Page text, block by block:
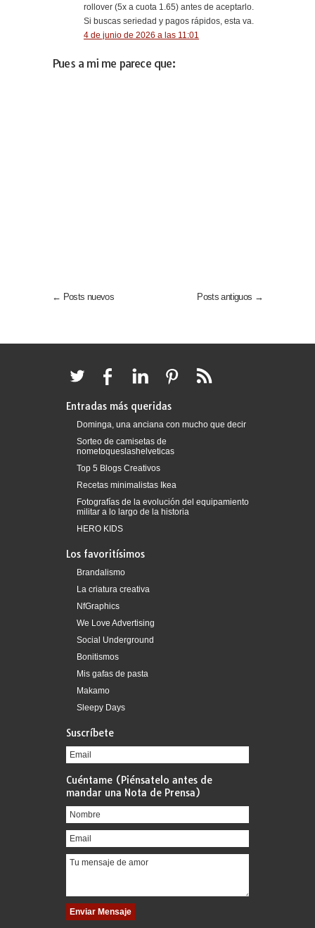
rollover (5x a cuota 1.65) antes de aceptarlo.
Si buscas seriedad y pagos rápidos, esta va.
4 de junio de 2026 a las 11:01
Pues a mi me parece que:
← Posts nuevos Posts antiguos →
Entradas más queridas
Dominga, una anciana con mucho que decir
Sorteo de camisetas de
nometoqueslashelveticas
Top 5 Blogs Creativos
Recetas minimalistas Ikea
Fotografías de la evolución del equipamiento
militar a lo largo de la historia
HERO KIDS
Los favoritísimos
Brandalismo
La criatura creativa
NfGraphics
We Love Advertising
Social Underground
Bonitismos
Mis gafas de pasta
Makamo
Sleepy Days
Suscríbete
Cuéntame (Piénsatelo antes de
mandar una Nota de Prensa)